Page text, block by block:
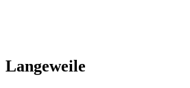
Langeweile